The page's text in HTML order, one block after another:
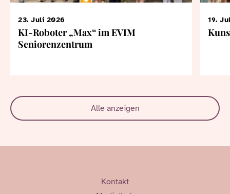
23. Juli 2026
KI-Roboter „Max“ im EVIM
Seniorenzentrum
19.
Alle anzeigen
Kontakt